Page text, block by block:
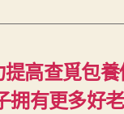
高查覓包
拥有更多好